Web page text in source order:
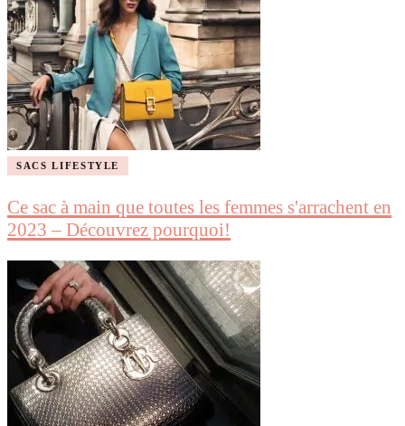
SACS LIFESTYLE
Ce sac à main que toutes les femmes s'arrachent en
2023 – Découvrez pourquoi!